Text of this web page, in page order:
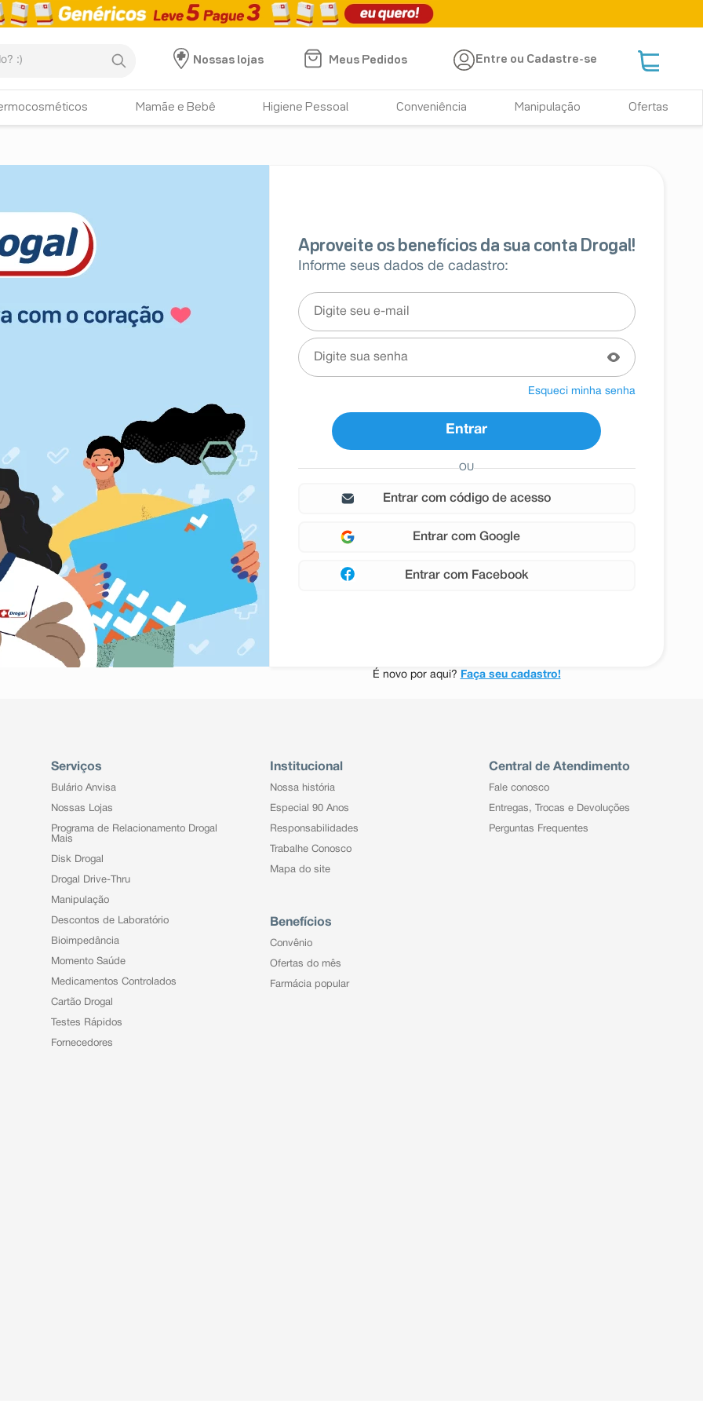
Nossas lojas
Meus Pedidos Entre ou Cadastre-se
Mamãe e Bebê Higiene Pessoal Conveniência Manipulação Ofertas
OU
entrar com Google
entrar com Facebook
Informe seus dados de cadastro:
Esqueci minha senha
Entrar
Serviços
Bulário Anvisa
Nossas Lojas
Programa de Relacionamento Drogal
Mais
Disk Drogal
Drogal Drive-Thru
Manipulação
Descontos de Laboratório
Bioimpedância
Momento Saúde
Medicamentos Controlados
Cartão Drogal
Testes Rápidos
Fornecedores
Institucional
Nossa história
Especial 90 Anos
Responsabilidades
Trabalhe Conosco
Mapa do site
Benefícios
Convênio
Ofertas do mês
Farmácia popular
Central de Atendimento
Fale conosco
Entregas, Trocas e Devoluções
Perguntas Frequentes